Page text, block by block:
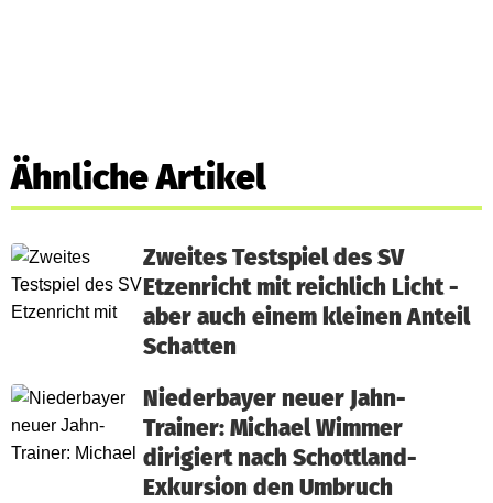
Ähnliche Artikel
Zweites Testspiel des SV
Etzenricht mit reichlich Licht -
aber auch einem kleinen Anteil
Schatten
Niederbayer neuer Jahn-
Trainer: Michael Wimmer
dirigiert nach Schottland-
Exkursion den Umbruch